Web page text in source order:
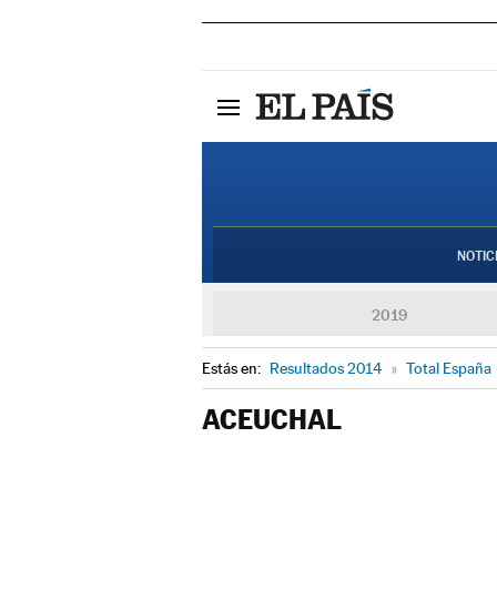
2019
Estás en: Resultados 2014 » Total España
ACEUCHAL